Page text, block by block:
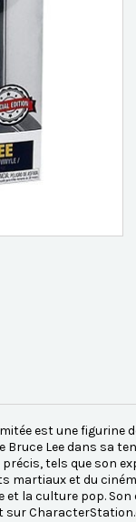
est une
Lee dans sa
tels que son
martiaux et du
la culture pop.